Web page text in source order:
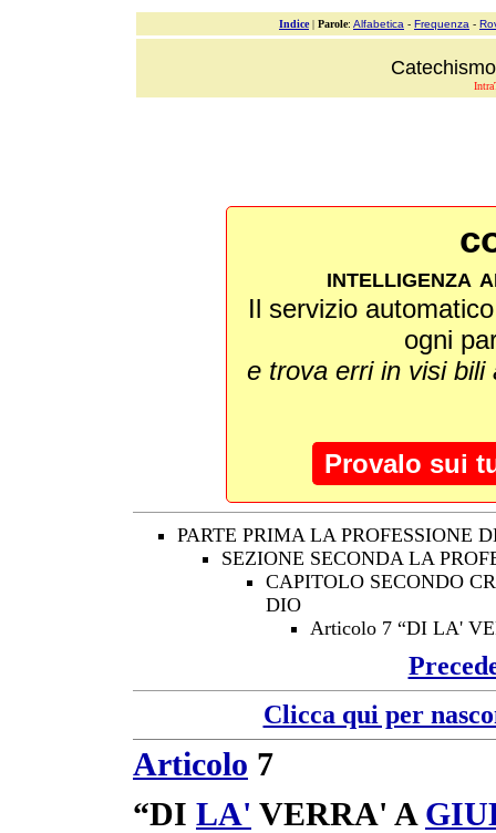
Indice| Parole: Alfabetica - Frequenza -
intelligenza
Il servizio
ogni
e trova erri in visi
Provalo sui
PARTE PRIMA LA PROFESSIONE
SEZIONE SECONDA LA
CAPITOLO SECONDO
DIO
Articolo 7 “DI LA'
Clicca qui per
Articolo 7
“DI LA' VERRA' A